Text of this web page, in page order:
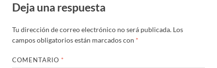
Deja una respuesta
Tu dirección de correo electrónico no será publicada. Los
campos obligatorios están marcados con *
COMENTARIO *